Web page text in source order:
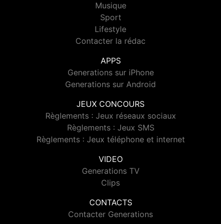
Musique
Sport
Lifestyle
Contacter la rédac
APPS
Generations sur iPhone
Generations sur Android
JEUX CONCOURS
Règlements : Jeux réseaux sociaux
Règlements : Jeux SMS
Règlements : Jeux téléphone et internet
VIDEO
Generations TV
Clips
CONTACTS
Contacter Generations